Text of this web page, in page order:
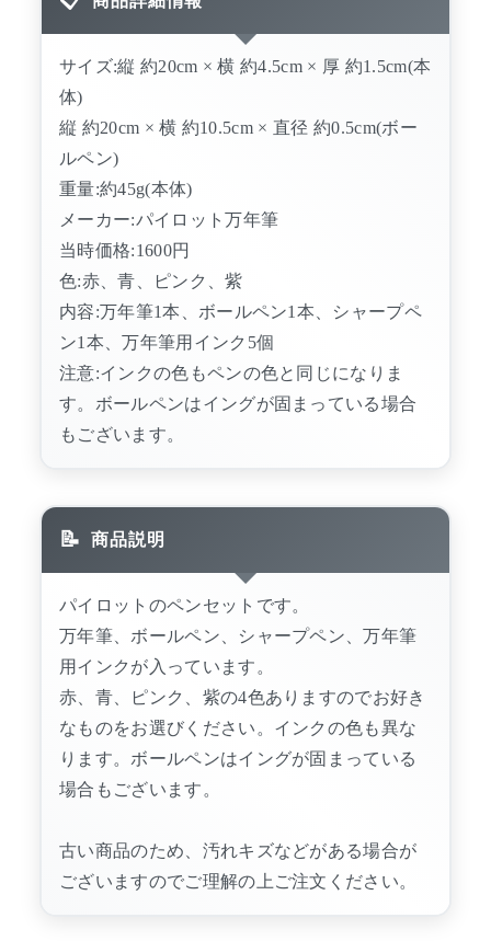
サイズ:縦 約20cm × 横 約4.5cm × 厚 約1.5cm(本
体)
縦 約20cm × 横 約10.5cm × 直径 約0.5cm(ボー
ルペン)
重量:約45g(本体)
メーカー:パイロット万年筆
当時価格:1600円
色:赤、青、ピンク、紫
内容:万年筆1本、ボールペン1本、シャープペ
ン1本、万年筆用インク5個
注意:インクの色もペンの色と同じになりま
す。ボールペンはイングが固まっている場合
もございます。
商品説明
パイロットのペンセットです。
万年筆、ボールペン、シャープペン、万年筆
用インクが入っています。
赤、青、ピンク、紫の4色ありますのでお好き
なものをお選びください。インクの色も異な
ります。ボールペンはイングが固まっている
場合もございます。
古い商品のため、汚れキズなどがある場合が
ございますのでご理解の上ご注文ください。